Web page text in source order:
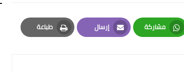
مشاركة
Whatsapp
إرسال
Email
طباعة
Print